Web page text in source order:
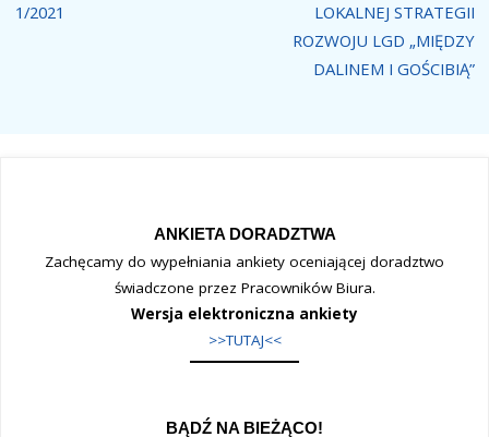
1/2021
LOKALNEJ STRATEGII
ROZWOJU LGD „MIĘDZY
DALINEM I GOŚCIBIĄ”
ANKIETA DORADZTWA
Zachęcamy do wypełniania ankiety oceniającej doradztwo
świadczone przez Pracowników Biura.
Wersja elektroniczna ankiety
>>TUTAJ<<
BĄDŹ NA BIEŻĄCO!